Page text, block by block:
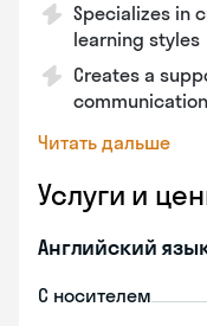
Specializes in
learning styles
Creates a
communication
Читать дальше
Услуги и
Английский
С носителем